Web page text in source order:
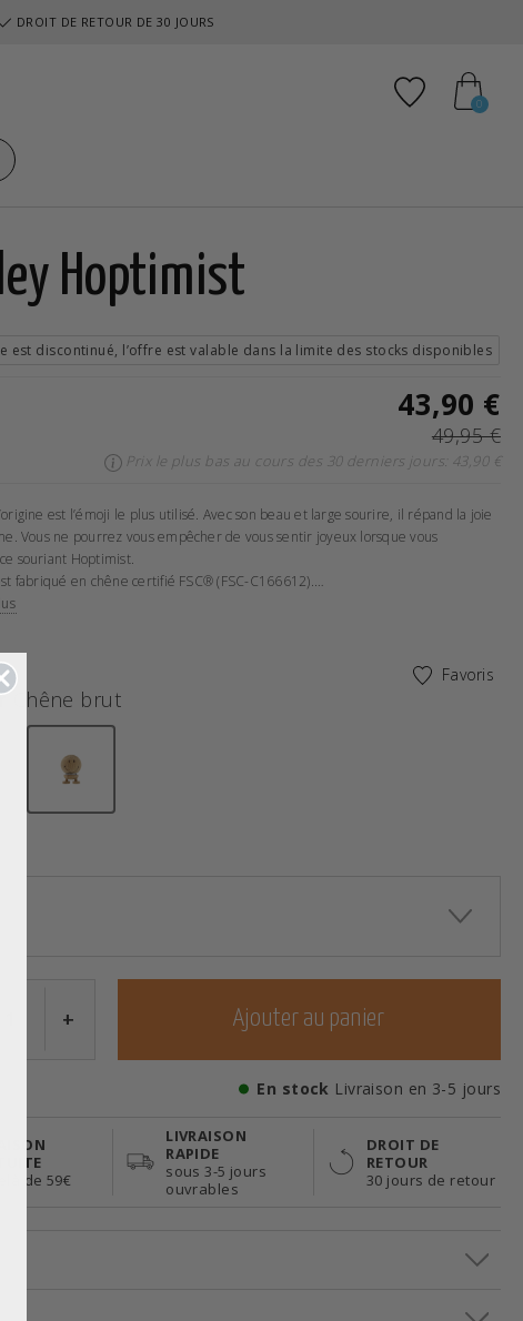
DROIT DE RETOUR DE 30 JOURS
Ajouter
0
Hoptimist
est discontinué, l’offre est valable dans la limite des stocks disponibles
43,90 €
49,95 €
Prix le plus bas au cours des 30 derniers jours: 43,90 €
est l’émoji le plus utilisé. Avec son beau et large sourire, il répand la joie
Vous ne pourrez vous empêcher de vous sentir joyeux lorsque vous
souriant Hoptimist.
fabriqué en chêne certifié FSC® (FSC-C166612).
cm.
Favoris
Chêne brut
ont été sélectionnés
+ Ajouter au panier
En stock Livraison en 3-5 jours
de 59€
LIVRAISON
RAPIDE
sous 3-5 jours
ouvrables
DROIT DE
RETOUR
30 jours de retour